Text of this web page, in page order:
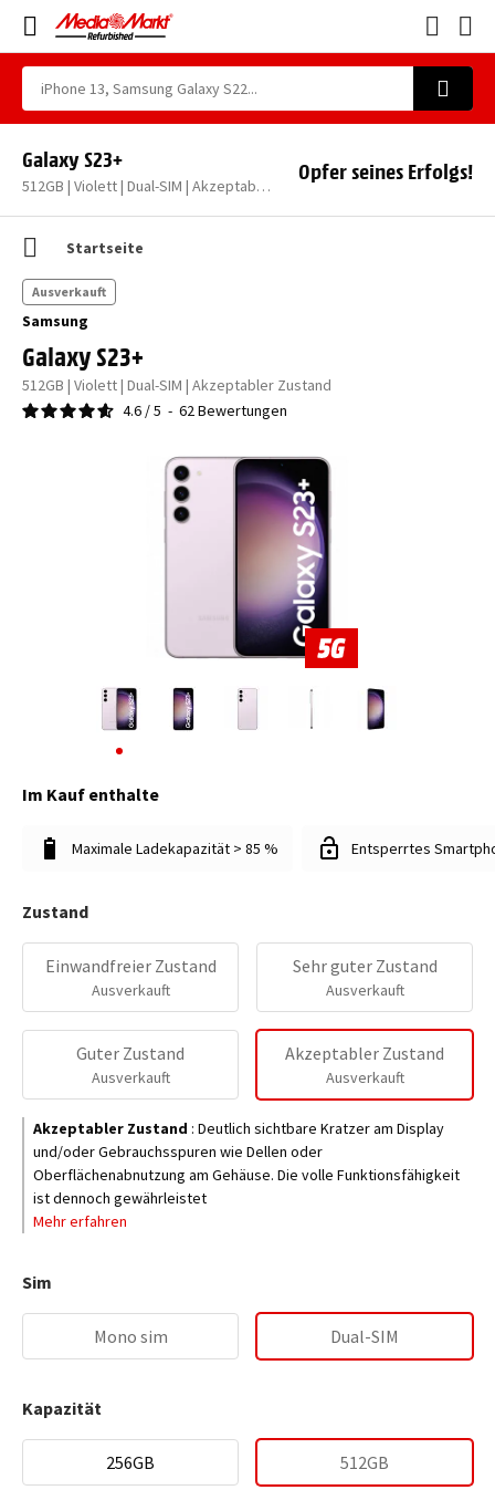
Galaxy S23+
512GB | Violett | Dual-SIM | Akzeptabler Zustand
Opfer seines Erfolgs!
Startseite
Samsung
Galaxy S23+
512GB | Violett | Dual-SIM | Akzeptabler Zustand
4.6 /5 - 62Bewertungen
Ausverkauft
Im Kauf enthalte
Maximale Ladekapazität > 85 % Entsperrtes
Zustand
Einwandfreier Zustand
Ausverkauft
Sehr guter Zustand
Ausverkauft
Guter Zustand
Ausverkauft
Akzeptabler Zustand
Ausverkauft
Akzeptabler Zustand : Deutlich sichtbare Kratzer am Display
und/oder Gebrauchsspuren wie Dellen oder
Oberflächenabnutzung am Gehäuse. Die volle Funktionsfähigkeit
ist dennoch gewährleistet
Mehr erfahren
Sim
Mono sim Dual-SIM
Kapazität
256GB 512GB